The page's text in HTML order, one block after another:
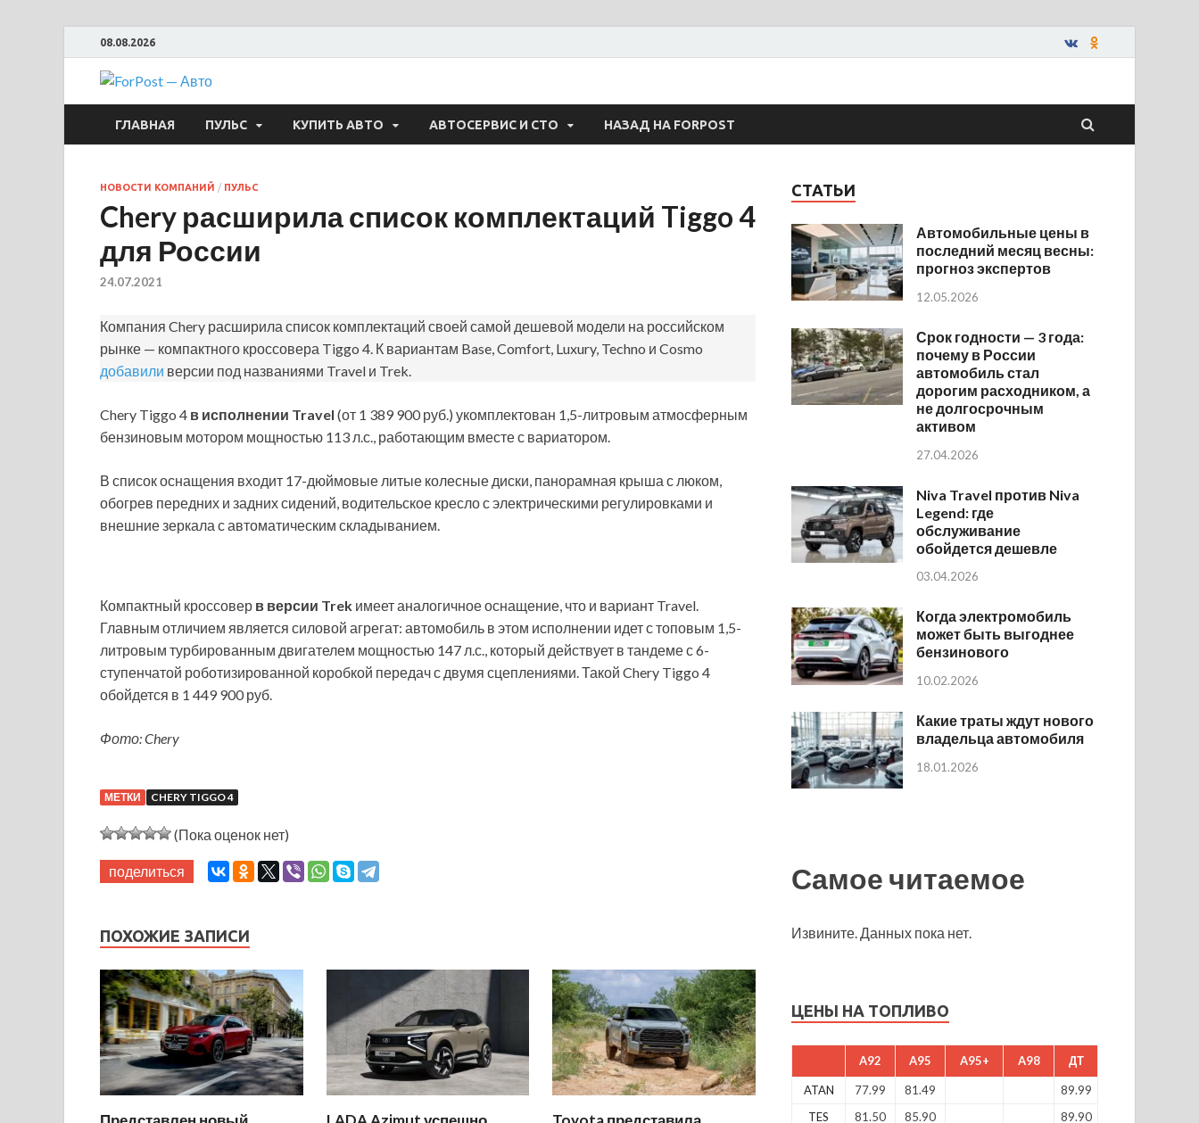
08.08.2026
ForPost — Авто
ГЛАВНАЯ ПУЛЬС КУПИТЬ АВТО АВТОСЕРВИС И СТО НАЗАД НА FORPOST
НОВОСТИ КОМПАНИЙ / ПУЛЬС
Chery расширила список комплектаций Tiggo 4
для России
24.07.2021
Компания Chery расширила список комплектаций своей самой дешевой модели на российском
рынке — компактного кроссовера Tiggo 4. К вариантам Base, Comfort, Luxury, Techno и Cosmo
добавили версии под названиями Travel и Trek.
Chery Tiggo 4 в исполнении Travel (от 1 389 900 руб.) укомплектован 1,5-литровым атмосферным
бензиновым мотором мощностью 113 л.с., работающим вместе с вариатором.
В список оснащения входит 17-дюймовые литые колесные диски, панорамная крыша с люком,
обогрев передних и задних сидений, водительское кресло с электрическими регулировками и
внешние зеркала с автоматическим складыванием.
Компактный кроссовер в версии Trek имеет аналогичное оснащение, что и вариант Travel.
Главным отличием является силовой агрегат: автомобиль в этом исполнении идет с топовым 1,5-
литровым турбированным двигателем мощностью 147 л.с., который действует в тандеме с 6-
ступенчатой роботизированной коробкой передач с двумя сцеплениями. Такой Chery Tiggo 4
обойдется в 1 449 900 руб.
Фото: Chery
МЕТКИ CHERY TIGGO 4
(Пока оценок нет)
поделиться
ПОХОЖИЕ ЗАПИСИ
СТАТЬИ
Автомобильные цены в
последний месяц весны:
прогноз экспертов
12.05.2026
Срок годности — 3 года:
почему в России
автомобиль стал
дорогим расходником, а
не долгосрочным
активом
27.04.2026
Niva Travel против Niva
Legend: где
обслуживание
обойдется дешевле
03.04.2026
Когда электромобиль
может быть выгоднее
бензинового
10.02.2026
Какие траты ждут нового
владельца автомобиля
18.01.2026
Самое читаемое
Извините. Данных пока нет.
ЦЕНЫ НА ТОПЛИВО
A92 A95 A95+ A98 ДТ
ATAN 77.99 81.49
89.99
TES
81.50 85.90
89.90